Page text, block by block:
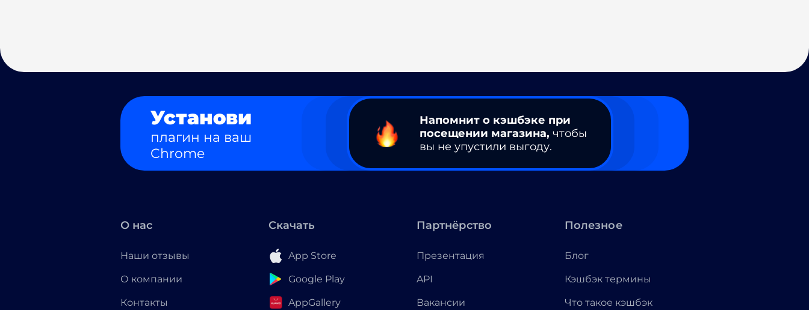
Установи
плагин на ваш
Chrome
Напомнит о кэшбэке при
посещении магазина, чтобы
вы не упустили выгоду.
О нас
Наши отзывы
О компании
Контакты
Скачать
App Store
Google Play
AppGallery
Партнёрство
Презентация
API
Вакансии
Полезное
Блог
Кэшбэк термины
Что такое кэшбэк